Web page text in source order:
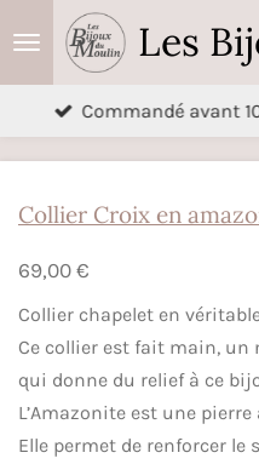
Passer
principal
Commandé avant
Collier Croix en
69,00 €
Collier chapelet en
Ce collier est fait main, un
qui donne du relief à ce
L’Amazonite est une
Elle permet de renforcer